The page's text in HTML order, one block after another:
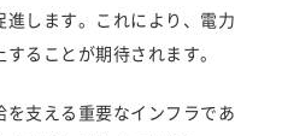
します。これにより、電力
ることが期待されます。
を支える重要なインフラであ